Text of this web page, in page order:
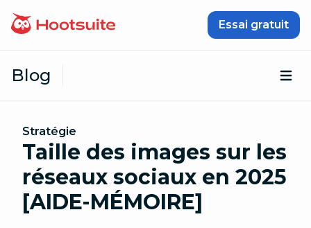
Essai gratuit
Blog
Stratégie
Taille des images sur les
réseaux sociaux en 2025
[AIDE-MÉMOIRE]